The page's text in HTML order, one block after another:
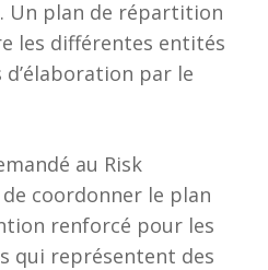
Un plan de répartition
les différentes entités
par le
au Risk
coordonner le plan
renforcé pour les
qui représentent des